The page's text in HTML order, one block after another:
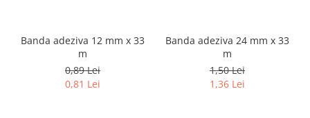
Banda adeziva 12 mm x 33
m
0,89 Lei
0,81 Lei
Banda adeziva 24 mm x 33
m
1,50 Lei
1,36 Lei